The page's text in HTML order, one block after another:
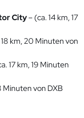
City– (ca. 14 km, 17
km, 20 Minuten von
17 km, 19 Minuten
Minuten von DXB